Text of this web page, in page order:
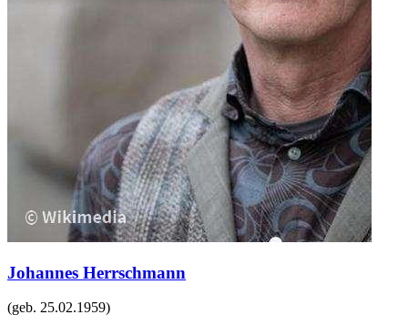
Johannes Herrschmann
(geb. 25.02.1959)